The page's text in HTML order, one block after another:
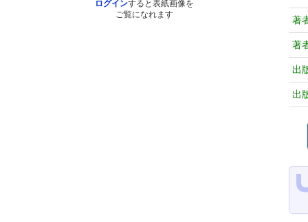
ログインすると表紙画像を
ご覧になれます
著
著
出
出